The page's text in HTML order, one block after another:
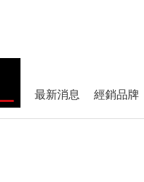
最新消息 經銷品牌